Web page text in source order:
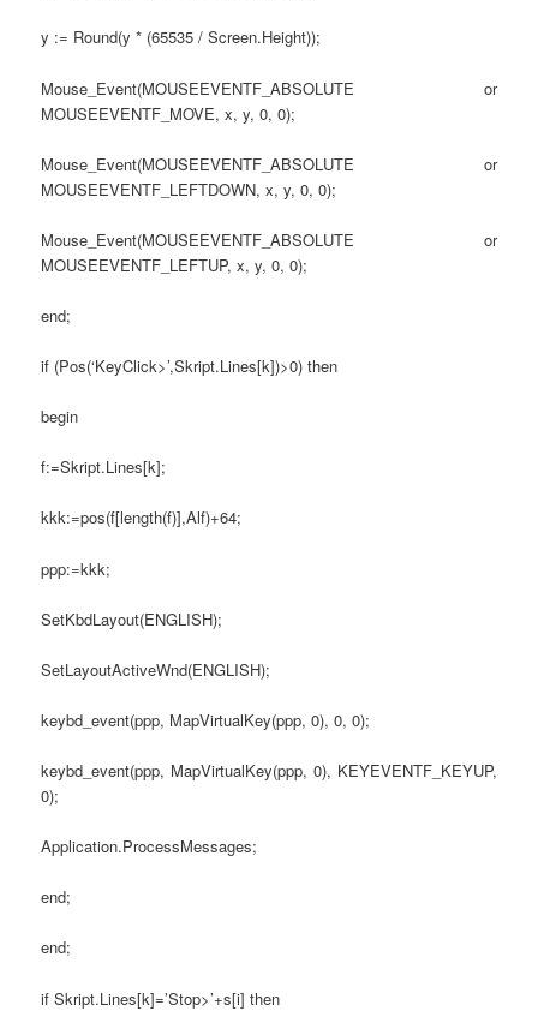
y := Round(y * (65535 / Screen.Height));
Mouse_Event(MOUSEEVENTF_ABSOLUTE or
MOUSEEVENTF_MOVE, x, y, 0, 0);
Mouse_Event(MOUSEEVENTF_ABSOLUTE or
MOUSEEVENTF_LEFTDOWN, x, y, 0, 0);
Mouse_Event(MOUSEEVENTF_ABSOLUTE or
MOUSEEVENTF_LEFTUP, x, y, 0, 0);
end;
if (Pos(‘KeyClick>’,Skript.Lines[k])>0) then
begin
f:=Skript.Lines[k];
kkk:=pos(f[length(f)],Alf)+64;
ppp:=kkk;
SetKbdLayout(ENGLISH);
SetLayoutActiveWnd(ENGLISH);
keybd_event(ppp, MapVirtualKey(ppp, 0), 0, 0);
keybd_event(ppp, MapVirtualKey(ppp, 0), KEYEVENTF_KEYUP,
0);
Application.ProcessMessages;
end;
end;
if Skript.Lines[k]=’Stop>’+s[i] then